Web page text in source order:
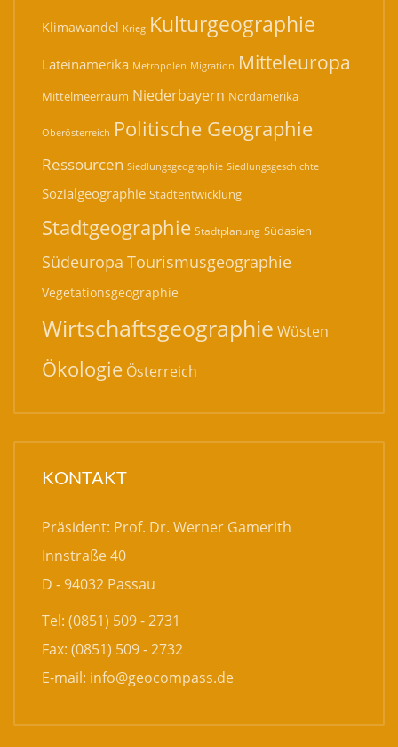
Klimawandel Krieg Kulturgeographie
Lateinamerika Metropolen Migration Mitteleuropa
Mittelmeerraum Niederbayern Nordamerika
Oberösterreich Politische Geographie
Ressourcen Siedlungsgeographie Siedlungsgeschichte
Sozialgeographie Stadtentwicklung
Stadtgeographie Stadtplanung Südasien
Südeuropa Tourismusgeographie
Vegetationsgeographie
Wirtschaftsgeographie Wüsten
Ökologie Österreich
KONTAKT
Präsident: Prof. Dr. Werner Gamerith
Innstraße 40
D - 94032 Passau
Tel: (0851) 509 - 2731
Fax: (0851) 509 - 2732
E-mail: info@geocompass.de